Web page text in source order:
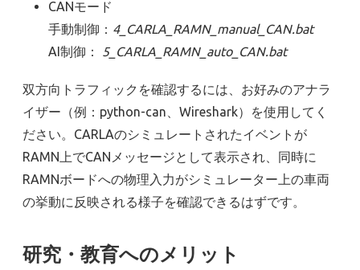
CANモード
手動制御： 4_CARLA_RAMN_manual_CAN.bat
AI制御： 5_CARLA_RAMN_auto_CAN.bat
双方向トラフィックを確認するには、お好みのアナラ
イザー（例：python-can、Wireshark）を使用してく
ださい。CARLAのシミュレートされたイベントが
RAMN上でCANメッセージとして表示され、同時に
RAMNボードへの物理入力がシミュレーター上の車両
の挙動に反映される様子を確認できるはずです。
研究・教育へのメリット